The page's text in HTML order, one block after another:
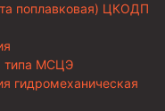
поплавковая) ЦКОДП
типа МСЦЭ
гидромеханическая